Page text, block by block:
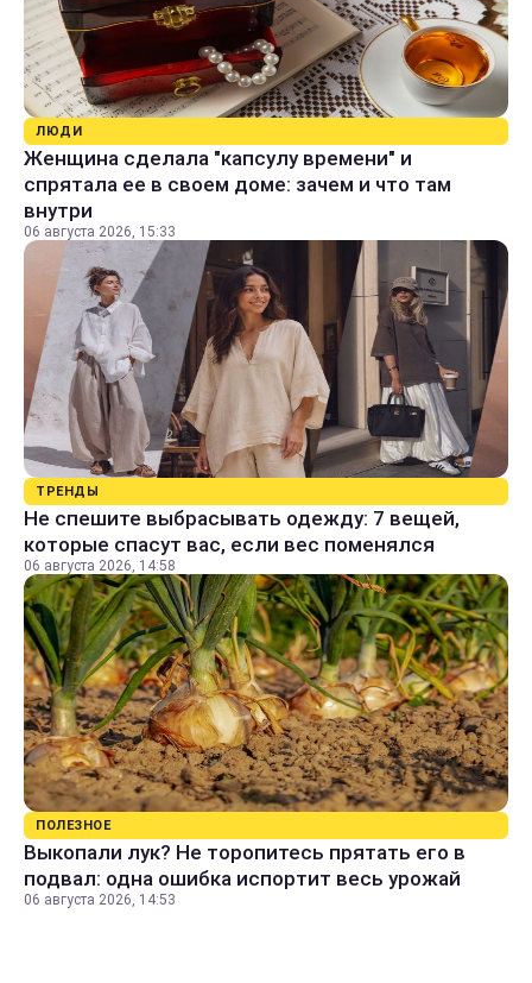
ЛЮДИ
Женщина сделала "капсулу времени" и
спрятала ее в своем доме: зачем и что там
внутри
06 августа 2026, 15:33
ТРЕНДЫ
Не спешите выбрасывать одежду: 7 вещей,
которые спасут вас, если вес поменялся
06 августа 2026, 14:58
ПОЛЕЗНОЕ
Выкопали лук? Не торопитесь прятать его в
подвал: одна ошибка испортит весь урожай
06 августа 2026, 14:53